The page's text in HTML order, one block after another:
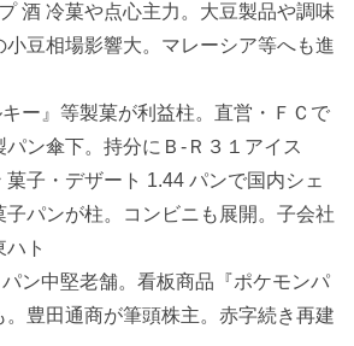
酒 冷菓や点心主力。大豆製品や調味
豆相場影響大。マレーシア等へも進
ー』等製菓が利益柱。直営・ＦＣで
ン傘下。持分にＢ‐Ｒ３１アイス
子・デザート 1.44 パンで国内シェ
子パンが柱。コンビニも展開。子会社
ト
ン中堅老舗。看板商品『ポケモンパ
。豊田通商が筆頭株主。赤字続き再建